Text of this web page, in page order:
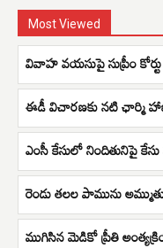
Most Viewed
వివాహ వయసుపై సుప్రీం
ఈడీ విచారణకు నటి ఛార్మి
ఎంసీ కేసులో నిందితునిపై
రెండు తలల పామును
ముగిసిన మెడికో ప్రీతి